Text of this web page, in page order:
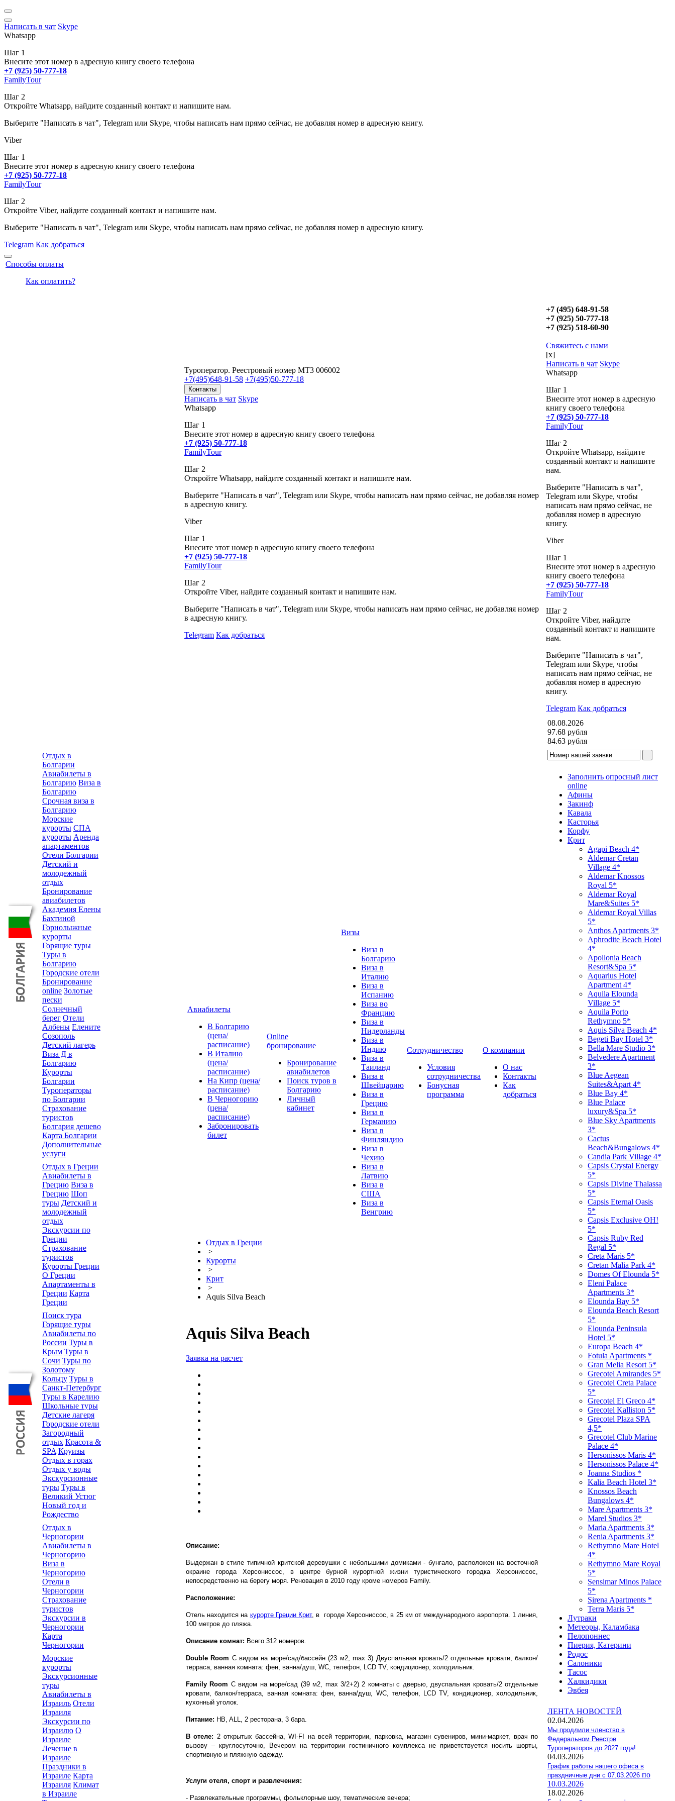
Написать в чат Skype
Whatsapp
Шаг 1
Внесите этот номер в адресную книгу своего телефона
+7 (925) 50-777-18
FamilyTour
Шаг 2
Откройте Whatsapp, найдите созданный контакт и напишите нам.
Выберите "Написать в чат", Telegram или Skype, чтобы написать нам прямо сейчас, не добавляя номер в адресную книгу.
Viber
Шаг 1
Внесите этот номер в адресную книгу своего телефона
+7 (925) 50-777-18
FamilyTour
Шаг 2
Откройте Viber, найдите созданный контакт и напишите нам.
Выберите "Написать в чат", Telegram или Skype, чтобы написать нам прямо сейчас, не добавляя номер в адресную книгу.
Telegram Как добраться
Способы оплаты
Как оплатить?
Туроператор. Реестровый номер МТ3 006002
+7(495)648-91-58 +7(495)50-777-18
Контакты
Написать в чат Skype
Whatsapp
Шаг 1
Внесите этот номер в адресную книгу своего телефона
+7 (925) 50-777-18
FamilyTour
Шаг 2
Откройте Whatsapp, найдите созданный контакт и напишите нам.
Выберите "Написать в чат", Telegram или Skype, чтобы написать нам прямо сейчас, не добавляя номер
в адресную книгу.
Viber
Шаг 1
Внесите этот номер в адресную книгу своего телефона
+7 (925) 50-777-18
FamilyTour
Шаг 2
Откройте Viber, найдите созданный контакт и напишите нам.
Выберите "Написать в чат", Telegram или Skype, чтобы написать нам прямо сейчас, не добавляя номер
в адресную книгу.
Telegram Как добраться
+7 (495) 648-91-58
+7 (925) 50-777-18
+7 (925) 518-60-90
Свяжитесь с нами
[x]
Написать в чат Skype
Whatsapp
Шаг 1
Внесите этот номер в адресную
книгу своего телефона
+7 (925) 50-777-18
FamilyTour
Шаг 2
Откройте Whatsapp, найдите
созданный контакт и напишите
нам.
Выберите "Написать в чат",
Telegram или Skype, чтобы
написать нам прямо сейчас, не
добавляя номер в адресную
книгу.
Viber
Шаг 1
Внесите этот номер в адресную
книгу своего телефона
+7 (925) 50-777-18
FamilyTour
Шаг 2
Откройте Viber, найдите
созданный контакт и напишите
нам.
Выберите "Написать в чат",
Telegram или Skype, чтобы
написать нам прямо сейчас, не
добавляя номер в адресную
книгу.
Telegram Как добраться
Отдых в
Болгарии
Авиабилеты в
Болгарию Виза в
Болгарию
Срочная виза в
Болгарию
Морские
курорты СПА
курорты Аренда
апартаментов
Отели Болгарии
Детский и
молодежный
отдых
Бронирование
авиабилетов
Академия Елены
Бахтиной
Горнолыжные
курорты
Горящие туры
Туры в
Болгарию
Городские отели
Бронирование
online Золотые
пески
Солнечный
берег Отели
Албены Елените
Созополь
Детский лагерь
Виза Д в
Болгарию
Курорты
Болгарии
Туроператоры
по Болгарии
Страхование
туристов
Болгария дешево
Карта Болгарии
Дополнительные
услуги
Отдых в Греции
Авиабилеты в
Грецию Виза в
Грецию Шоп
туры Детский и
молодежный
отдых
Экскурсии по
Греции
Страхование
туристов
Курорты Греции
О Греции
Апартаменты в
Греции Карта
Греции
Поиск тура
Горящие туры
Авиабилеты по
России Туры в
Крым Туры в
Сочи Туры по
Золотому
Кольцу Туры в
Санкт-Петербург
Туры в Карелию
Школьные туры
Детские лагеря
Городские отели
Загородный
отдых Красота &
SPA Круизы
Отдых в горах
Отдых у воды
Экскурсионные
туры Туры в
Великий Устюг
Новый год и
Рождество
Отдых в
Черногории
Авиабилеты в
Черногорию
Виза в
Черногорию
Отели в
Черногории
Страхование
туристов
Экскурсии в
Черногории
Карта
Черногории
Морские
курорты
Экскурсионные
туры
Авиабилеты в
Израиль Отели
Израиля
Экскурсии по
Израилю О
Израиле
Лечение в
Израиле
Праздники в
Израиле Карта
Израиля Климат
в Израиле
Авиабилеты
В Болгарию
(цена/
расписание)
В Италию
(цена/
расписание)
На Кипр (цена/
расписание)
В Черногорию
(цена/
расписание)
Забронировать
билет
Online
бронирование
Бронирование
авиабилетов
Поиск туров в
Болгарию
Личный
кабинет
Визы
Виза в
Болгарию
Виза в
Италию
Виза в
Испанию
Виза во
Францию
Виза в
Нидерланды
Виза в
Индию
Виза в
Таиланд
Виза в
Швейцарию
Виза в
Грецию
Виза в
Германию
Виза в
Финляндию
Виза в
Чехию
Виза в
Латвию
Виза в
США
Виза в
Венгрию
Сотрудничество
Условия
сотрудничества
Бонусная
программа
О компании
О нас
Контакты
Как
добраться
Отдых в Греции
>
Курорты
>
Крит
>
Aquis Silva Beach
Aquis Silva Beach
Заявка на расчет
Описание:
Выдержан в стиле типичной критской деревушки с небольшими домиками - бунгало, расположен на восточной
окраине города Херсониссос, в центре бурной курортной жизни туристического городка Херсониссос,
непосредственно на берегу моря. Реновация в 2010 году кроме номеров Family.
Расположение:
Отель находится на курорте Греции Крит, в городе Херсониссос, в 25 км от международного аэропорта. 1 линия,
100 метров до пляжа.
Описание комнат: Всего 312 номеров.
Double Room С видом на море/сад/бассейн (23 м2, max 3) Двуспальная кровать/2 отдельные кровати, балкон/
терраса, ванная комната: фен, ванна/душ, WC, телефон, LCD ТV, кондиционер, холодильник.
Family Room С видом на море/сад (39 м2, max 3/2+2) 2 комнаты с дверью, двуспальная кровать/2 отдельные
кровати, балкон/терраса, ванная комната: фен, ванна/душ, WC, телефон, LCD ТV, кондиционер, холодильник,
кухонный уголок.
Питание: HB, ALL, 2 ресторана, 3 бара.
В отеле: 2 открытых бассейна, WI-FI на всей территории, парковка, магазин сувениров, мини-маркет, врач по
вызову – круглосуточно, Вечером на территории гостиничного комплекса не приветствуется носить шорты,
спортивную и пляжную одежду.
Услуги отеля, спорт и развлечения:
- Развлекательные программы, фольклорные шоу, тематические вечера;
08.08.2026
97.68 рубля
84.63 рубля
Заполнить опросный лист
online
Афины
Закинф
Кавала
Касторья
Корфу
Крит
Agapi Beach 4*
Aldemar Cretan
Village 4*
Aldemar Knossos
Royal 5*
Aldemar Royal
Mare&Suites 5*
Aldemar Royal Villas
5*
Anthos Apartments 3*
Aphrodite Beach Hotel
4*
Apollonia Beach
Resort&Spa 5*
Aquarius Hotel
Apartment 4*
Aquila Elounda
Village 5*
Aquila Porto
Rethymno 5*
Aquis Silva Beach 4*
Begeti Bay Hotel 3*
Bella Mare Studio 3*
Belvedere Apartment
3*
Blue Aegean
Suites&Apart 4*
Blue Bay 4*
Blue Palace
luxury&Spa 5*
Blue Sky Apartments
3*
Cactus
Beach&Bungalows 4*
Candia Park Village 4*
Capsis Crystal Energy
5*
Capsis Divine Thalassa
5*
Capsis Eternal Oasis
5*
Capsis Exclusive OH!
5*
Capsis Ruby Red
Regal 5*
Creta Maris 5*
Cretan Malia Park 4*
Domes Of Elounda 5*
Eleni Palace
Apartments 3*
Elounda Bay 5*
Elounda Beach Resort
5*
Elounda Peninsula
Hotel 5*
Europa Beach 4*
Fotula Apartments *
Gran Melia Resort 5*
Grecotel Amirandes 5*
Grecotel Creta Palace
5*
Grecotel El Greco 4*
Grecotel Kalliston 5*
Grecotel Plaza SPA
4,5*
Grecotel Сlub Marine
Palace 4*
Hersonissos Maris 4*
Hersonissos Palace 4*
Joanna Studios *
Kalia Beach Hotel 3*
Knossos Beach
Bungalows 4*
Mare Apartments 3*
Marel Studios 3*
Maria Apartments 3*
Renia Apartments 3*
Rethymno Mare Hotel
4*
Rethymno Mare Royal
5*
Sensimar Minos Palace
5*
Sirena Apartments *
Terra Maris 5*
Лутраки
Метеоры, Каламбака
Пелопоннес
Пиерия, Катерини
Родос
Салоники
Тасос
Халкидики
Эвбея
ЛЕНТА НОВОСТЕЙ
02.04.2026
Мы продлили членство в
Федеральном Реестре
Туроператоров до 2027 года!
04.03.2026
График работы нашего офиса в
праздничные дни с 07.03.2026 по
10.03.2026
18.02.2026